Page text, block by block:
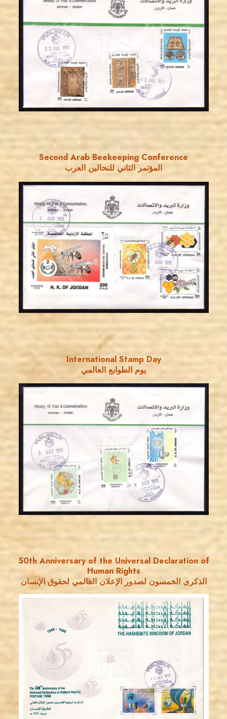
JS
JORDANSTAMPS.COM
EST. 2007
Second Arab Beekeeping Conference
المؤتمر الثاني للنحالين العرب
JS
JORDANSTAMPS.COM
EST. 2007
International Stamp Day
يوم الطوابع العالمي
JS
JORDANSTAMPS.COM
EST. 2007
50th Anniversary of the Universal Declaration of
Human Rights
الذكرى الخمسون لصدور الإعلان العالمي لحقوق الإنسان
JS
JORDANSTAMPS.COM
EST. 2007